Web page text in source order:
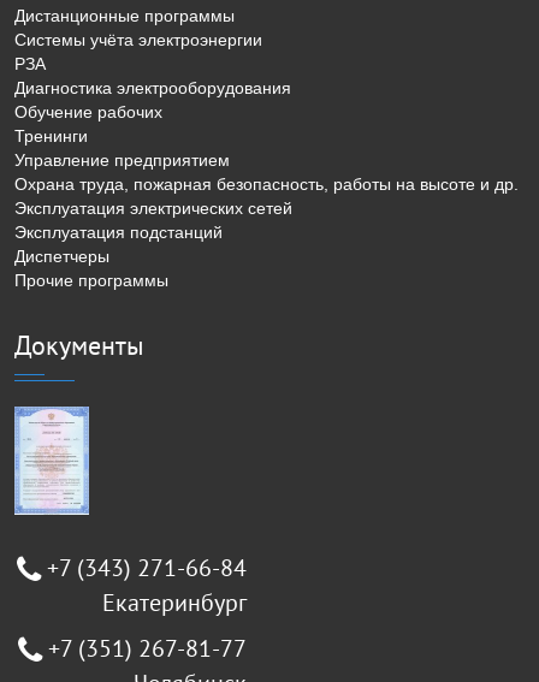
Дистанционные программы
Системы учёта электроэнергии
РЗА
Диагностика электрооборудования
Обучение рабочих
Тренинги
Управление предприятием
Охрана труда, пожарная безопасность, работы на высоте и др.
Эксплуатация электрических сетей
Эксплуатация подстанций
Диспетчеры
Прочие программы
Документы
+7 (343) 271-66-84
Екатеринбург
+7 (351) 267-81-77